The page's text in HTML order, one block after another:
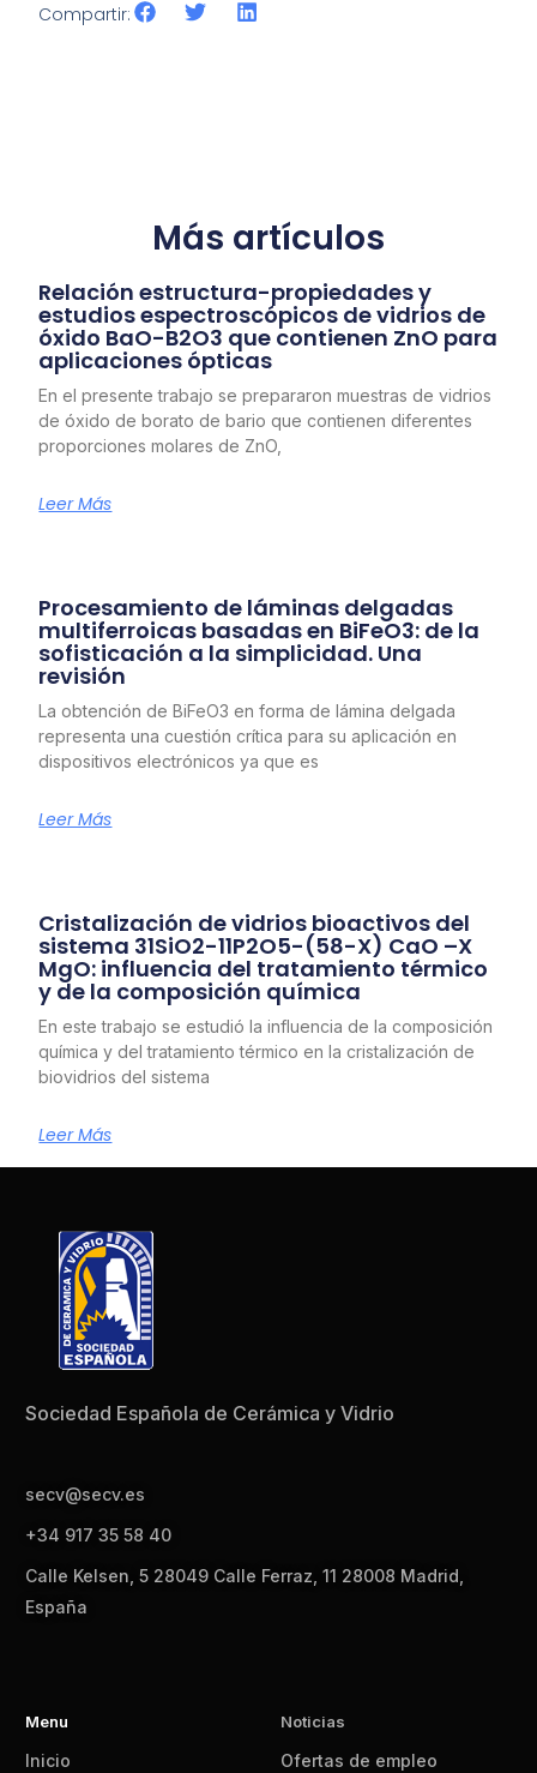
Compartir:
Más artículos
Relación estructura-propiedades y
estudios espectroscópicos de vidrios de
óxido BaO-B2O3 que contienen ZnO para
aplicaciones ópticas
En el presente trabajo se prepararon muestras de vidrios
de óxido de borato de bario que contienen diferentes
proporciones molares de ZnO,
Leer Más
Procesamiento de láminas delgadas
multiferroicas basadas en BiFeO3: de la
sofisticación a la simplicidad. Una
revisión
La obtención de BiFeO3 en forma de lámina delgada
representa una cuestión crítica para su aplicación en
dispositivos electrónicos ya que es
Leer Más
Cristalización de vidrios bioactivos del
sistema 31SiO2-11P2O5-(58-X) CaO –X
MgO: influencia del tratamiento térmico
y de la composición química
En este trabajo se estudió la influencia de la composición
química y del tratamiento térmico en la cristalización de
biovidrios del sistema
Leer Más
Sociedad Española de Cerámica y Vidrio
secv@secv.es
+34 917 35 58 40
Calle Kelsen, 5 28049 Calle Ferraz, 11 28008 Madrid,
España
Menu
Inicio
Noticias
Ofertas de empleo